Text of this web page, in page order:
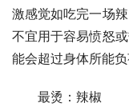
激感觉如吃完一场
不宜用于容易愤怒
能会超过身体所能负
最烫：辣椒